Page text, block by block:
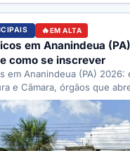
EM ALTA
em Ananindeua
como se inscrever
em Ananindeua (PA) 2026:
e Câmara, órgãos que